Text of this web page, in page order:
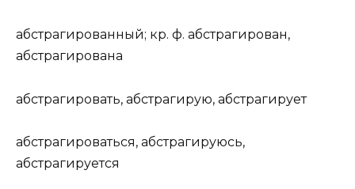
абстрагированный; кр. ф. абстрагирован,
абстрагирована
абстрагировать, абстрагирую, абстрагирует
абстрагироваться, абстрагируюсь,
абстрагируется